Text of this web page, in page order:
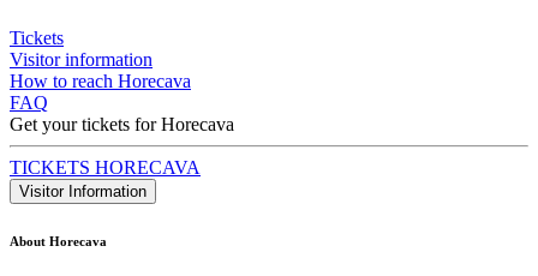
Tickets
Visitor information
How to reach Horecava
FAQ
Get your tickets for Horecava
TICKETS HORECAVA
Visitor Information
About Horecava